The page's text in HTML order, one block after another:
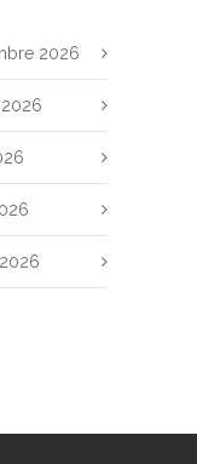
2026